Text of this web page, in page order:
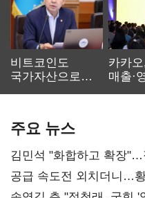
비트코인도
국가자산으로…'
카카오
매출·
주요 뉴스
김민석 "화합하고 확장
공급 속도전 외치더니…